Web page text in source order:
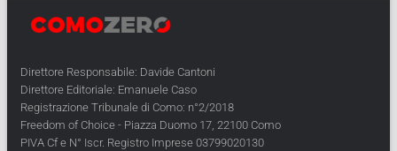
Direttore Responsabile: Davide Cantoni
Direttore Editoriale: Emanuele Caso
Registrazione Tribunale di Como: n°2/2018
Freedom of Choice - Piazza Duomo 17, 22100 Como
PIVA Cf e N° Iscr. Registro Imprese 03799020130